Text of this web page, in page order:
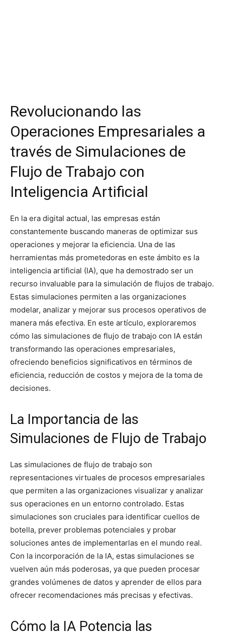
Revolucionando las
Operaciones Empresariales a
través de Simulaciones de
Flujo de Trabajo con
Inteligencia Artificial
En la era digital actual, las empresas están
constantemente buscando maneras de optimizar sus
operaciones y mejorar la eficiencia. Una de las
herramientas más prometedoras en este ámbito es la
inteligencia artificial (IA), que ha demostrado ser un
recurso invaluable para la simulación de flujos de trabajo.
Estas simulaciones permiten a las organizaciones
modelar, analizar y mejorar sus procesos operativos de
manera más efectiva. En este artículo, exploraremos
cómo las simulaciones de flujo de trabajo con IA están
transformando las operaciones empresariales,
ofreciendo beneficios significativos en términos de
eficiencia, reducción de costos y mejora de la toma de
decisiones.
La Importancia de las
Simulaciones de Flujo de Trabajo
Las simulaciones de flujo de trabajo son
representaciones virtuales de procesos empresariales
que permiten a las organizaciones visualizar y analizar
sus operaciones en un entorno controlado. Estas
simulaciones son cruciales para identificar cuellos de
botella, prever problemas potenciales y probar
soluciones antes de implementarlas en el mundo real.
Con la incorporación de la IA, estas simulaciones se
vuelven aún más poderosas, ya que pueden procesar
grandes volúmenes de datos y aprender de ellos para
ofrecer recomendaciones más precisas y efectivas.
Cómo la IA Potencia las